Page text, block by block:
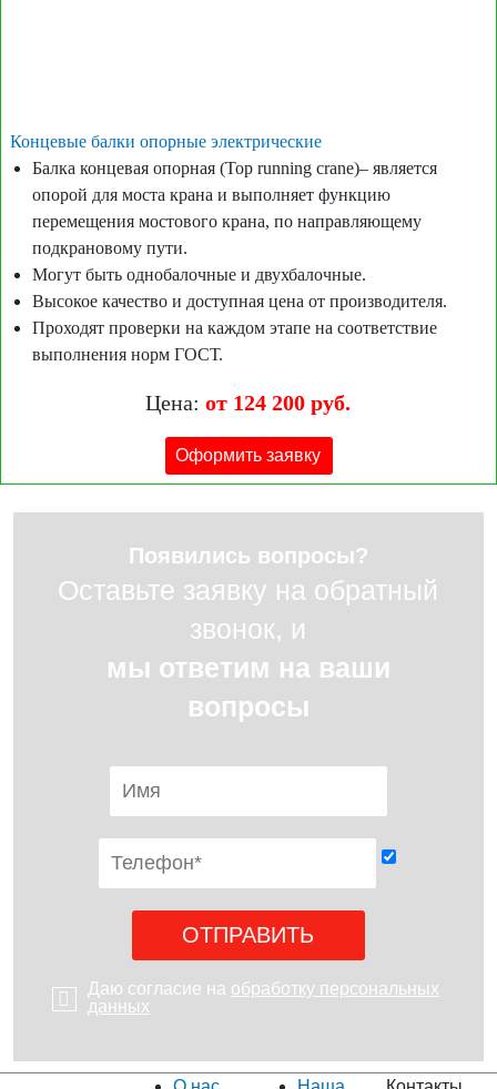
Концевые балки опорные электрические
Балка концевая опорная (Top running crane)– является
опорой для моста крана и выполняет функцию
перемещения мостового крана, по направляющему
подкрановому пути.
Могут быть однобалочные и двухбалочные.
Высокое качество и доступная цена от производителя.
Проходят проверки на каждом этапе на соответствие
выполнения норм ГОСТ.
Цена:от 124 200 руб.
Оформить заявку
Появились вопросы?
Оставьте заявку на обратный
звонок, и
мы ответим на ваши
вопросы
Даю согласие на обработку персональных
данных